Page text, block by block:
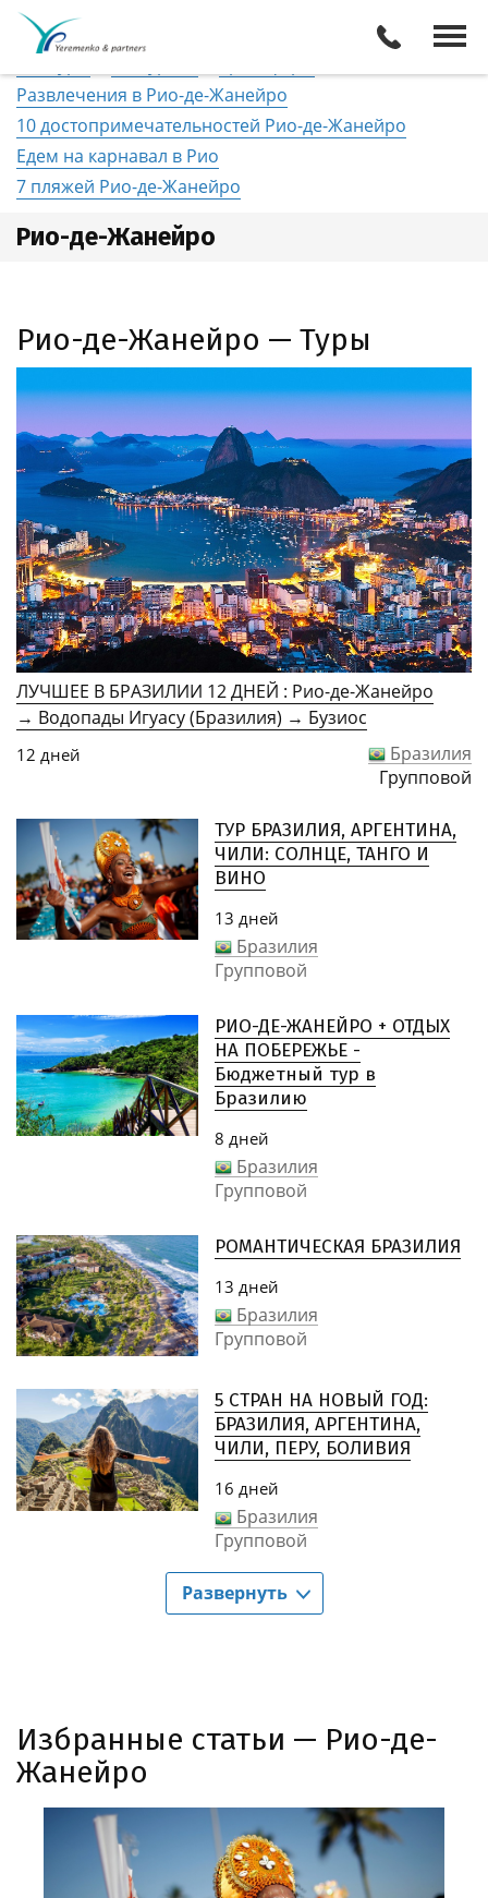
Бразилия
Развлечения в Рио-де-Жанейро
10 достопримечательностей Рио-де-Жанейро
Едем на карнавал в Рио
7 пляжей Рио-де-Жанейро
Рио-де-Жанейро
Рио-де-Жанейро — Туры
ЛУЧШЕЕ В БРАЗИЛИИ 12 ДНЕЙ : Рио-де-Жанейро
→ Водопады Игуасу (Бразилия) → Бузиос
12 дней
Бразилия
Групповой
ТУР БРАЗИЛИЯ, АРГЕНТИНА,
ЧИЛИ: СОЛНЦЕ, ТАНГО И
ВИНО
13 дней
Бразилия
Групповой
РИО-ДЕ-ЖАНЕЙРО + ОТДЫХ
НА ПОБЕРЕЖЬЕ -
Бюджетный тур в
Бразилию
8 дней
Бразилия
Групповой
РОМАНТИЧЕСКАЯ БРАЗИЛИЯ
13 дней
Бразилия
Групповой
5 СТРАН НА НОВЫЙ ГОД:
БРАЗИЛИЯ, АРГЕНТИНА,
ЧИЛИ, ПЕРУ, БОЛИВИЯ
16 дней
Бразилия
Групповой
Развернуть
Избранные статьи — Рио-де-
Жанейро